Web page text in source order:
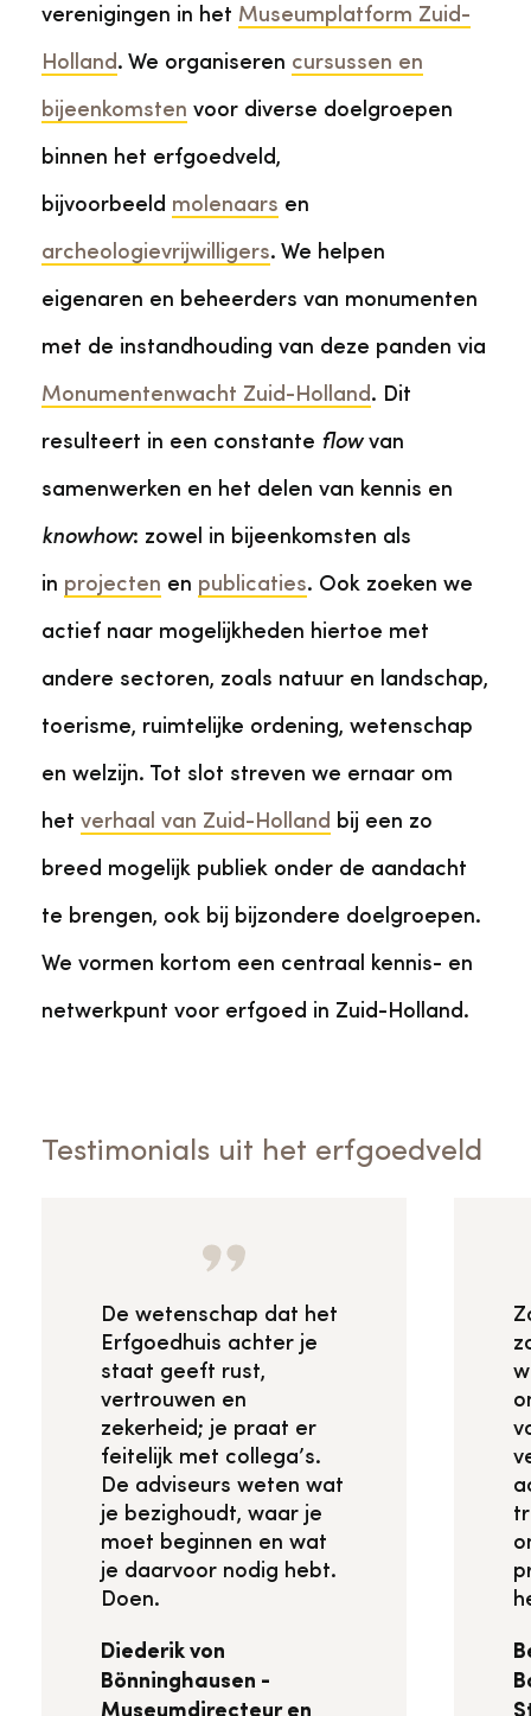
verenigingen in het Museumplatform Zuid-
Holland. We organiseren cursussen en
bijeenkomsten voor diverse doelgroepen
binnen het erfgoedveld,
bijvoorbeeld molenaars en
archeologievrijwilligers. We helpen
eigenaren en beheerders van monumenten
met de instandhouding van deze panden via
Monumentenwacht Zuid-Holland. Dit
resulteert in een constante flow van
samenwerken en het delen van kennis en
knowhow: zowel in bijeenkomsten als
in projecten en publicaties. Ook zoeken we
actief naar mogelijkheden hiertoe met
andere sectoren, zoals natuur en landschap,
toerisme, ruimtelijke ordening, wetenschap
en welzijn. Tot slot streven we ernaar om
het verhaal van Zuid-Holland bij een zo
breed mogelijk publiek onder de aandacht
te brengen, ook bij bijzondere doelgroepen.
We vormen kortom een centraal kennis- en
netwerkpunt voor erfgoed in Zuid-Holland.
Testimonials uit het erfgoedveld
De wetenschap dat het
Erfgoedhuis achter je
staat geeft rust,
vertrouwen en
zekerheid; je praat er
feitelijk met collega’s.
De adviseurs weten wat
je bezighoudt, waar je
moet beginnen en wat
je daarvoor nodig hebt.
Doen.
Diederik von
Bönninghausen -
Museumdirecteur en